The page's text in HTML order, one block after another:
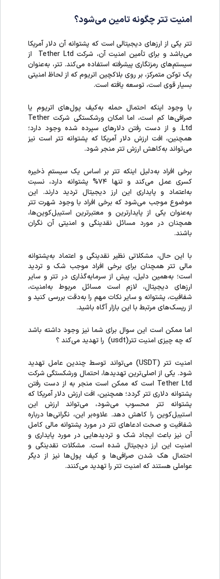
امنیت تتر چگونه تامین می‌شود؟
تتر یکی از ارزهای دیجیتالی است که پشتوانه آن دلار آمریکا
می‌باشد و برای تأمین امنیت آن، شرکت Tether Ltd از
سیستم‌های رمزنگاری پیشرفته استفاده می‌کند. تتر، به‌عنوان
یک توکن متمرکز، بر روی بلاکچین اتریوم که از لحاظ امنیتی
بسیار قوی است، توسعه یافته است.
با وجود اینکه احتمال حمله به‌کیف پول‌های اتریوم یا
صرافی‌ها کم است، اما امکان ورشکستگی شرکت Tether
Ltd. و از دست رفتن دلارهای سپرده شده وجود دارد؛
همچنین، افت ارزش دلار آمریکا که پشتوانه تتر است نیز
می‌تواند به‌کاهش ارزش تتر منجر شود.
برخی افراد به‌دلیل اینکه تتر بر اساس یک سیستم ذخیره
کسری عمل می‌کند و تنها ۷۴% پشتوانه دارد، نسبت
به‌اعتماد و پایداری این ارز دیجیتال تردید دارند. این
موضوع موجب می‌شود که برخی افراد با وجود شهرت تتر
به‌عنوان یکی از پایدارترین و معتبرترین استیبل‌کوین‌ها،
همچنان در مورد مسائل نقدینگی و امنیتی آن نگران
باشند.
با این حال، مشکلاتی نظیر نقدینگی و اعتماد به‌پشتوانه
مالی تتر همچنان برای برخی افراد موجب شک و تردید
است؛ به‌همین دلیل، پیش از سرمایه‌گذاری در تتر و سایر
ارزهای دیجیتال، لازم است مسائل مربوط به‌امنیت،
شفافیت، پشتوانه و سایر نکات مهم را به‌دقت بررسی کنید و
از ریسک‌های مرتبط با این بازار آگاه باشید.
اما ممکن است این سوال برای شما نیز وجود داشته باشد
که چه چیزی امنیت تتر(usdt) را تهدید می‌کند ؟
امنیت تتر (USDT) می‌تواند توسط چندین عامل تهدید
شود. یکی از اصلی‌ترین تهدیدها، احتمال ورشکستگی شرکت
Tether Ltd است که ممکن است منجر به از دست رفتن
پشتوانه دلاری تتر گردد؛ همچنین، افت ارزش دلار آمریکا که
پشتوانه تتر محسوب می‌شود، می‌تواند ارزش این
استیبل‌کوین را کاهش دهد. علاوه‌بر این، نگرانی‌ها درباره
شفافیت و صحت ادعاهای تتر در مورد پشتوانه مالی کامل
آن نیز باعث ایجاد شک و تردیدهایی در مورد پایداری و
امنیت این ارز دیجیتال شده است. مشکلات نقدینگی و
احتمال هک شدن صرافی‌ها و کیف پول‌ها نیز از دیگر
عواملی هستند که امنیت تتر را تهدید می‌کنند.